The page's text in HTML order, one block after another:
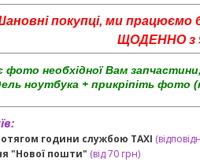
покупці, ми працюємо
ЩОДЕННО з
фото необхідної Вам
ноутбука + прикріпіть фото
години службою TAXI
"Нової пошти" (від 70 грн)